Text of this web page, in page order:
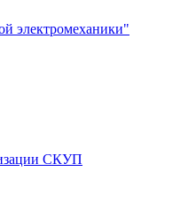
электромеханики"
СКУП